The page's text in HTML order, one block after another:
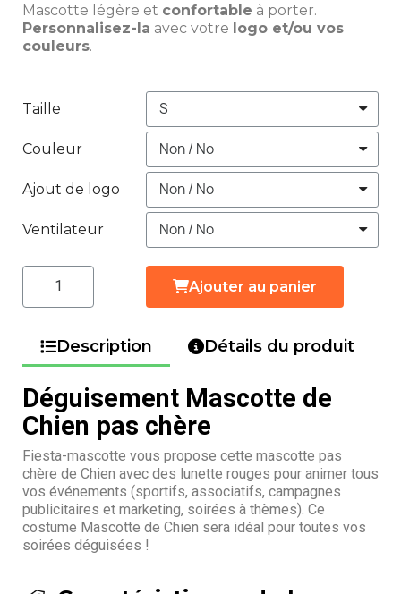
Mascotte légère et confortable à porter.
Personnalisez-la avec votre logo et/ou vos
couleurs.
Taille
Couleur
Ajout de logo
Ventilateur
Ajouter au panier
Description Détails du produit
Déguisement Mascotte de
Chien pas chère
Fiesta-mascotte vous propose cette mascotte pas
chère de Chien avec des lunette rouges pour animer tous
vos événements (sportifs, associatifs, campagnes
publicitaires et marketing, soirées à thèmes). Ce
costume Mascotte de Chien sera idéal pour toutes vos
soirées déguisées !